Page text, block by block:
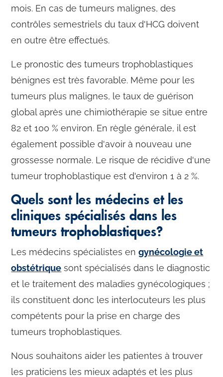
mois. En cas de tumeurs malignes, des
contrôles semestriels du taux d'HCG doivent
en outre être effectués.
Le pronostic des tumeurs trophoblastiques
bénignes est très favorable. Même pour les
tumeurs plus malignes, le taux de guérison
global après une chimiothérapie se situe entre
82 et 100 % environ. En règle générale, il est
également possible d'avoir à nouveau une
grossesse normale. Le risque de récidive d'une
tumeur trophoblastique est d'environ 1 à 2 %.
Quels sont les médecins et les
cliniques spécialisés dans les
tumeurs trophoblastiques?
Les médecins spécialistes engynécologie et
obstétrique sont spécialisés dans le diagnostic
et le traitement des maladies gynécologiques ;
ils constituent donc les interlocuteurs les plus
compétents pour la prise en charge des
tumeurs trophoblastiques.
Nous souhaitons aider les patientes à trouver
les praticiens les mieux adaptés et les plus